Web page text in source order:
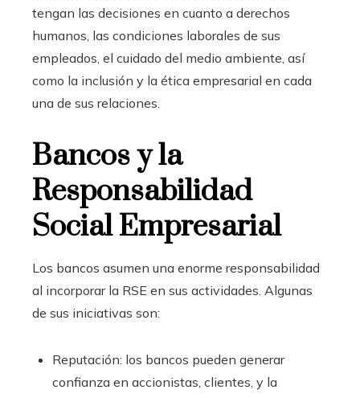
tengan las decisiones en cuanto a derechos
humanos, las condiciones laborales de sus
empleados, el cuidado del medio ambiente, así
como la inclusión y la ética empresarial en cada
una de sus relaciones.
Bancos y la
Responsabilidad
Social Empresarial
Los bancos asumen una enorme responsabilidad
al incorporar la RSE en sus actividades. Algunas
de sus iniciativas son:
Reputación: los bancos pueden generar
confianza en accionistas, clientes, y la